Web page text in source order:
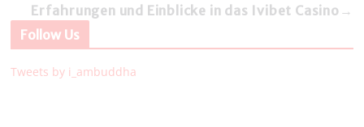
Erfahrungen und Einblicke in das Ivibet Casino →
Follow Us
Tweets by i_ambuddha